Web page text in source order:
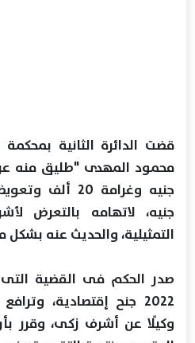
قضت الدائرة الثانية بمحكمة
محمود المهدى "طليق منه
جنيه، لاتهامه بالتعرض
التمثيلية، والحديث عنه
2022 جنح إقتصادية،
وكيلًا عن أشرف زكى، وقرر